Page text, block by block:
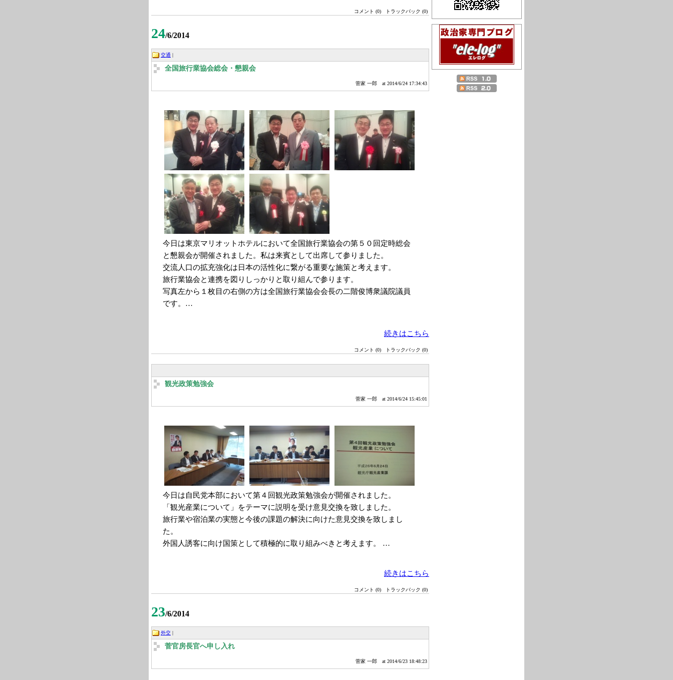
コメント (0) トラックバック (0)
24/6/2014
交通 |
全国旅行業協会総会・懇親会
菅家 一郎 at 2014/6/24 17:34:43
今日は東京マリオットホテルにおいて全国旅行業協会の第５０回定時総会
と懇親会が開催されました。私は来賓として出席して参りました。
交流人口の拡充強化は日本の活性化に繋がる重要な施策と考えます。
旅行業協会と連携を図りしっかりと取り組んで参ります。
写真左から１枚目の右側の方は全国旅行業協会会長の二階俊博衆議院議員
です。…
続きはこちら
コメント (0) トラックバック (0)
観光政策勉強会
菅家 一郎 at 2014/6/24 15:45:01
今日は自民党本部において第４回観光政策勉強会が開催されました。
「観光産業について」をテーマに説明を受け意見交換を致しました。
旅行業や宿泊業の実態と今後の課題の解決に向けた意見交換を致しまし
た。
外国人誘客に向け国策として積極的に取り組みべきと考えます。 …
続きはこちら
コメント (0) トラックバック (0)
23/6/2014
外交 |
菅官房長官へ申し入れ
菅家 一郎 at 2014/6/23 18:48:23